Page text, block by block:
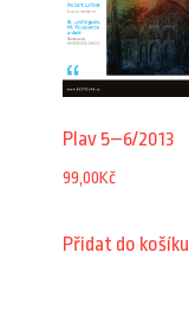
Plav 5–6/2013
99,00Kč
Přidat do košíku